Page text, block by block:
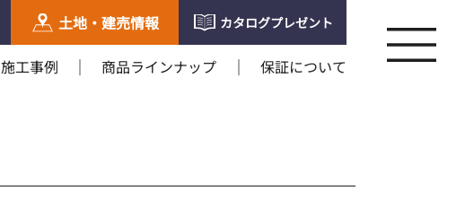
土地・建売情報 カタログプレゼント
施工事例 商品ラインナップ 保証について